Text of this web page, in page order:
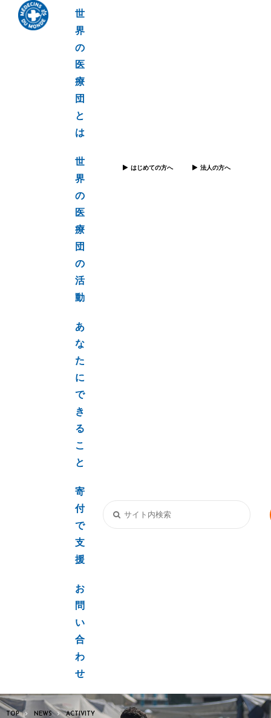
世
界
の
医
療
団
と
は
世
界
の
医
療
団
の
活
動
あ
な
た
に
で
き
る
こ
と
寄
付
で
支
援
お
問
い
合
わ
せ
はじめての方へ 法人の方へ
TOP NEWS ACTIVITY